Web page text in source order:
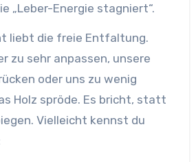
„Leber-Energie stagniert“.
liebt die freie Entfaltung.
zu sehr anpassen, unsere
oder uns zu wenig
Holz spröde. Es bricht, statt
Vielleicht kennst du